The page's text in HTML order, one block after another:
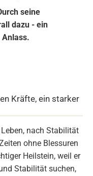
seine
dazu - ein
Kräfte, ein starker
nach Stabilität
ohne Blessuren
Heilstein, weil er
Stabilität suchen,